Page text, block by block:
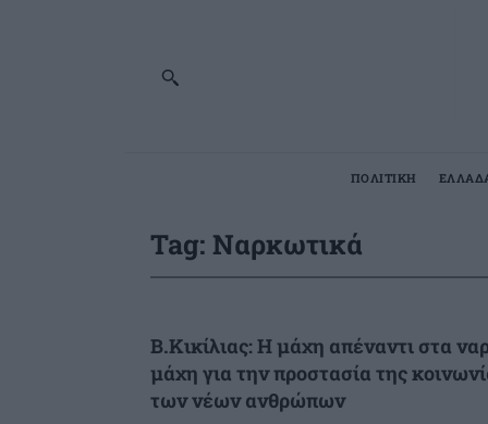
ΠΟΛΙΤΙΚΗ
Tag: Ναρκωτικά
Β.Κικίλιας: Η μάχη απέναντι στα
μάχη για την προστασία της
των νέων ανθρώπων